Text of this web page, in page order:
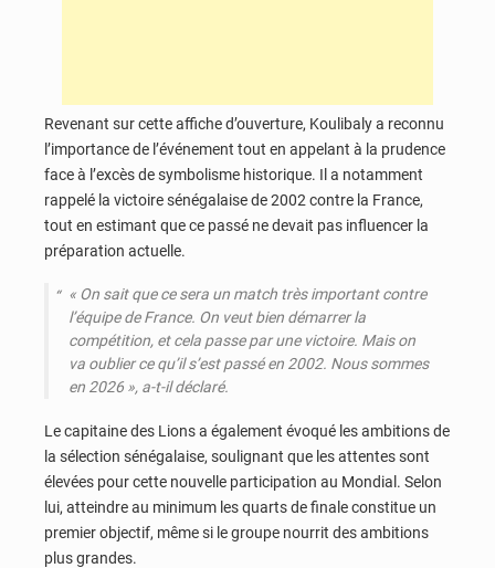
Revenant sur cette affiche d’ouverture, Koulibaly a reconnu
l’importance de l’événement tout en appelant à la prudence
face à l’excès de symbolisme historique. Il a notamment
rappelé la victoire sénégalaise de 2002 contre la France,
tout en estimant que ce passé ne devait pas influencer la
préparation actuelle.
« On sait que ce sera un match très important contre
l’équipe de France. On veut bien démarrer la
compétition, et cela passe par une victoire. Mais on
va oublier ce qu’il s’est passé en 2002. Nous sommes
en 2026 », a-t-il déclaré.
Le capitaine des Lions a également évoqué les ambitions de
la sélection sénégalaise, soulignant que les attentes sont
élevées pour cette nouvelle participation au Mondial. Selon
lui, atteindre au minimum les quarts de finale constitue un
premier objectif, même si le groupe nourrit des ambitions
plus grandes.